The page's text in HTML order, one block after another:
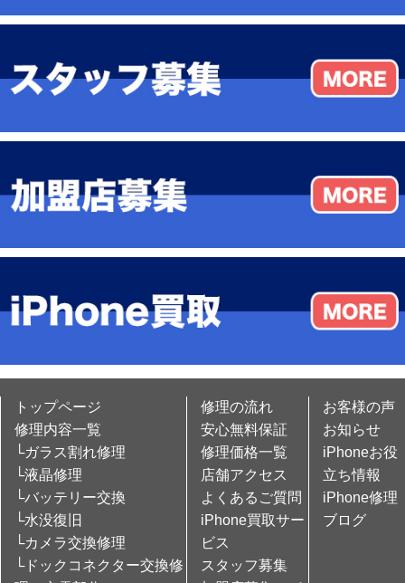
トップページ
修理内容一覧
└ガラス割れ修理
└液晶修理
└バッテリー交換
└水没復旧
└カメラ交換修理
└ドックコネクター交換修
修理の流れ
安心無料保証
修理価格一覧
店舗アクセス
よくあるご質問
iPhone買取サー
ビス
スタッフ募集
お客様の声
お知らせ
iPhoneお役
立ち情報
iPhone修理
ブログ